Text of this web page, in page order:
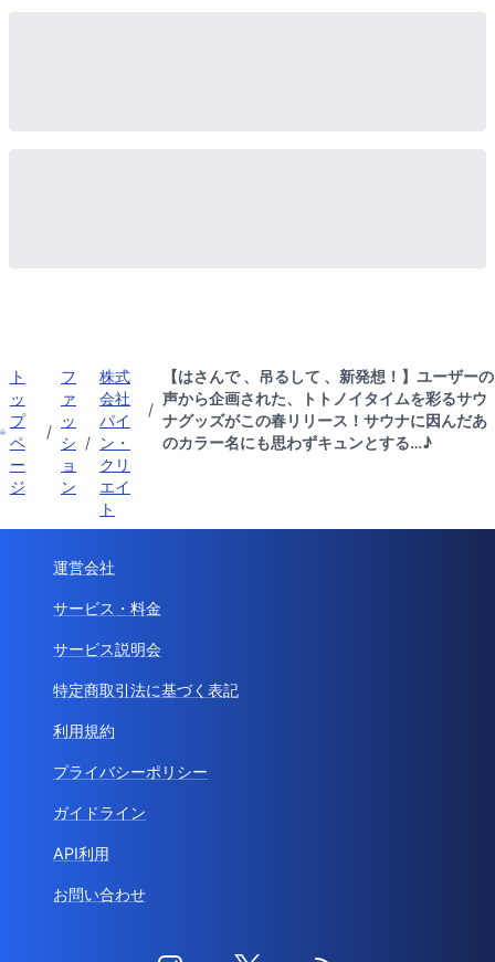
ト
ッ
プ
ペ
ー
ジ
/
フ
ァ
ッ
シ
ョ
ン
/
株式
会社
パイ
ン・
クリ
エイ
ト
/
【はさんで 、吊るして 、新発想！】ユーザーの
声から企画された、トトノイタイムを彩るサウ
ナグッズがこの春リリース！サウナに因んだあ
のカラー名にも思わずキュンとする…♪
運営会社
サービス・料金
サービス説明会
特定商取引法に基づく表記
利用規約
プライバシーポリシー
ガイドライン
API利用
お問い合わせ